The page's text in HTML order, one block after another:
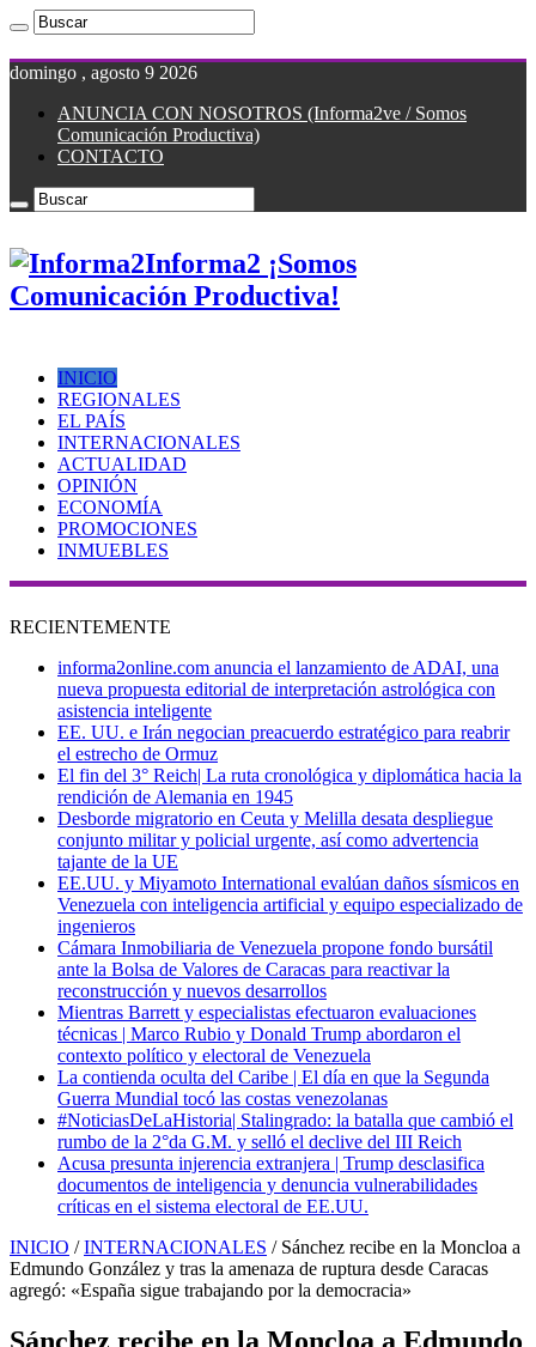
domingo , agosto 9 2026
ANUNCIA CON NOSOTROS (Informa2ve / Somos
Comunicación Productiva)
CONTACTO
Informa2 ¡Somos
Comunicación Productiva!
INICIO
REGIONALES
EL PAÍS
INTERNACIONALES
ACTUALIDAD
OPINIÓN
ECONOMÍA
PROMOCIONES
INMUEBLES
RECIENTEMENTE
informa2online.com anuncia el lanzamiento de ADAI, una
nueva propuesta editorial de interpretación astrológica con
asistencia inteligente
EE. UU. e Irán negocian preacuerdo estratégico para reabrir
el estrecho de Ormuz
El fin del 3° Reich| La ruta cronológica y diplomática hacia la
rendición de Alemania en 1945
Desborde migratorio en Ceuta y Melilla desata despliegue
conjunto militar y policial urgente, así como advertencia
tajante de la UE
EE.UU. y Miyamoto International evalúan daños sísmicos en
Venezuela con inteligencia artificial y equipo especializado de
ingenieros
Cámara Inmobiliaria de Venezuela propone fondo bursátil
ante la Bolsa de Valores de Caracas para reactivar la
reconstrucción y nuevos desarrollos
Mientras Barrett y especialistas efectuaron evaluaciones
técnicas | Marco Rubio y Donald Trump abordaron el
contexto político y electoral de Venezuela
La contienda oculta del Caribe | El día en que la Segunda
Guerra Mundial tocó las costas venezolanas
#NoticiasDeLaHistoria| Stalingrado: la batalla que cambió el
rumbo de la 2°da G.M. y selló el declive del III Reich
Acusa presunta injerencia extranjera | Trump desclasifica
documentos de inteligencia y denuncia vulnerabilidades
críticas en el sistema electoral de EE.UU.
INICIO / INTERNACIONALES / Sánchez recibe en la Moncloa a
Edmundo González y tras la amenaza de ruptura desde Caracas
agregó: «España sigue trabajando por la democracia»
Sánchez recibe en la Moncloa a Edmundo